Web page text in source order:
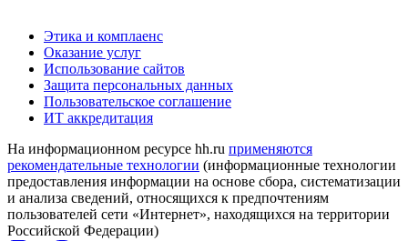
Этика и комплаенс
Оказание услуг
Использование сайтов
Защита персональных данных
Пользовательское соглашение
ИТ аккредитация
На информационном ресурсе hh.ru применяются
рекомендательные технологии (информационные технологии
предоставления информации на основе сбора, систематизации
и анализа сведений, относящихся к предпочтениям
пользователей сети «Интернет», находящихся на территории
Российской Федерации)